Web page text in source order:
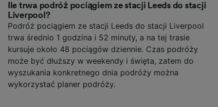
Ile trwa podróż pociągiem ze stacji Leeds do stacji
Liverpool?
Podróż pociągiem ze stacji Leeds do stacji Liverpool
trwa średnio 1 godzina i 52 minuty, a na tej trasie
kursuje około 48 pociągów dziennie. Czas podróży
może być dłuższy w weekendy i święta, zatem do
wyszukania konkretnego dnia podróży można
wykorzystać planer podróży.